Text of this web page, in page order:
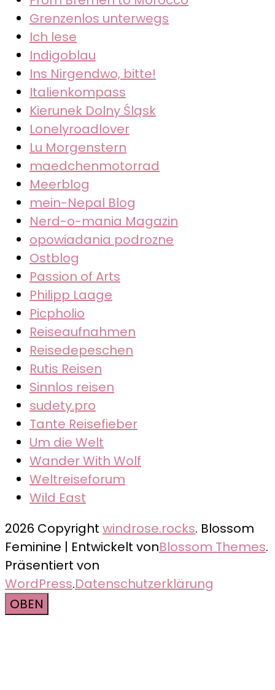
Grenzenlos unterwegs
Ich lese
Indigoblau
Ins Nirgendwo, bitte!
Italienkompass
Kierunek Dolny Śląsk
Lonelyroadlover
Lu Morgenstern
maedchenmotorrad
Meerblog
mein-Nepal Blog
Nerd-o-mania Magazin
opowiadania podrozne
Ostblog
Passion of Arts
Philipp Laage
Picpholio
Reiseaufnahmen
Reisedepeschen
Rutis Reisen
Sinnlos reisen
sudety.pro
Tante Reisefieber
Um die Welt
Wander With Wolf
Weltreiseforum
Wild East
2026 Copyright windrose.rocks. Blossom
Feminine | Entwickelt vonBlossom Themes.
Präsentiert von
WordPress.Datenschutzerklärung
OBEN